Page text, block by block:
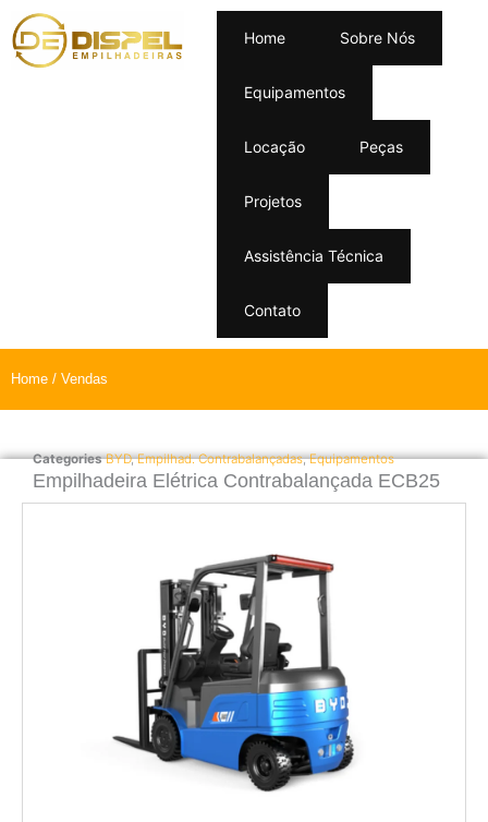
Home Sobre Nós
Equipamentos
Locação Peças
Projetos
Assistência Técnica
Contato
Home / Vendas
Empilhadeira Elétrica Contrabalançada ECB25
Categories BYD,Empilhad. Contrabalançadas,Equipamentos